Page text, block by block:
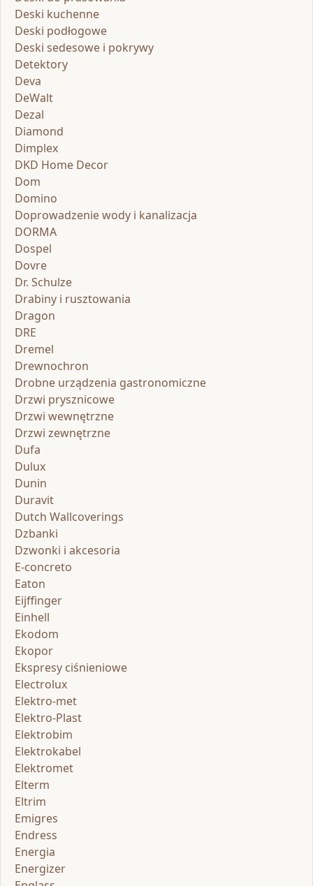
Deski kuchenne
Deski podłogowe
Deski sedesowe i pokrywy
Detektory
Deva
DeWalt
Dezal
Diamond
Dimplex
DKD Home Decor
Dom
Domino
Doprowadzenie wody i kanalizacja
DORMA
Dospel
Dovre
Dr. Schulze
Drabiny i rusztowania
Dragon
DRE
Dremel
Drewnochron
Drobne urządzenia gastronomiczne
Drzwi prysznicowe
Drzwi wewnętrzne
Drzwi zewnętrzne
Dufa
Dulux
Dunin
Duravit
Dutch Wallcoverings
Dzbanki
Dzwonki i akcesoria
E-concreto
Eaton
Eijffinger
Einhell
Ekodom
Ekopor
Ekspresy ciśnieniowe
Electrolux
Elektro-met
Elektro-Plast
Elektrobim
Elektrokabel
Elektromet
Elterm
Eltrim
Emigres
Endress
Energia
Energizer